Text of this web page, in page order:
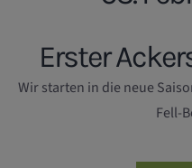
Erster
Wir starten in die neue
Fell-